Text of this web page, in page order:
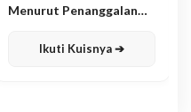
Menurut Penanggalan
Ikuti Kuisnya ➔